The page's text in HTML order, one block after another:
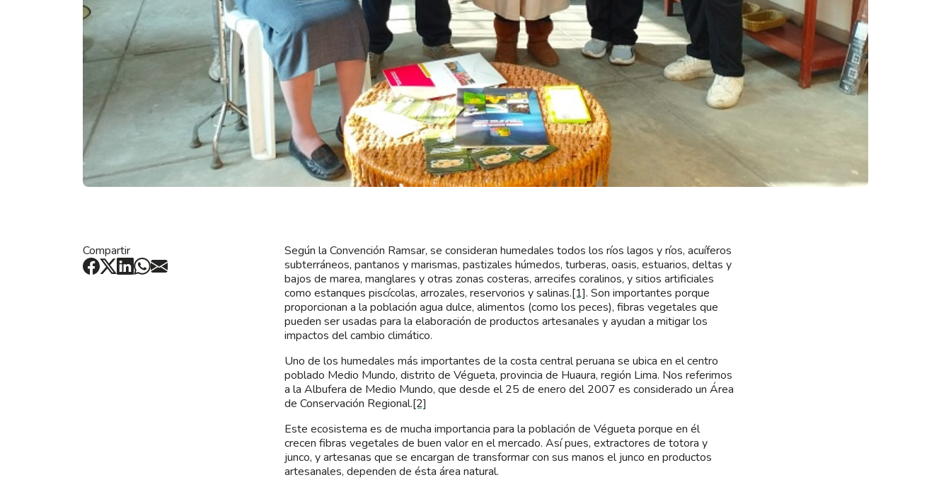
Compartir
Según la Convención Ramsar, se consideran humedales todos los ríos lagos y ríos, acuíferos
subterráneos, pantanos y marismas, pastizales húmedos, turberas, oasis, estuarios, deltas y
bajos de marea, manglares y otras zonas costeras, arrecifes coralinos, y sitios artificiales
como estanques piscícolas, arrozales, reservorios y salinas.[1]. Son importantes porque
proporcionan a la población agua dulce, alimentos (como los peces), fibras vegetales que
pueden ser usadas para la elaboración de productos artesanales y ayudan a mitigar los
impactos del cambio climático.
Uno de los humedales más importantes de la costa central peruana se ubica en el centro
poblado Medio Mundo, distrito de Végueta, provincia de Huaura, región Lima. Nos referimos
a la Albufera de Medio Mundo, que desde el 25 de enero del 2007 es considerado un Área
de Conservación Regional.[2]
Este ecosistema es de mucha importancia para la población de Végueta porque en él
crecen fibras vegetales de buen valor en el mercado. Así pues, extractores de totora y
junco, y artesanas que se encargan de transformar con sus manos el junco en productos
artesanales, dependen de ésta área natural.